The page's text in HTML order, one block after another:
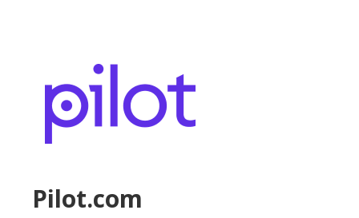
Pilot.com